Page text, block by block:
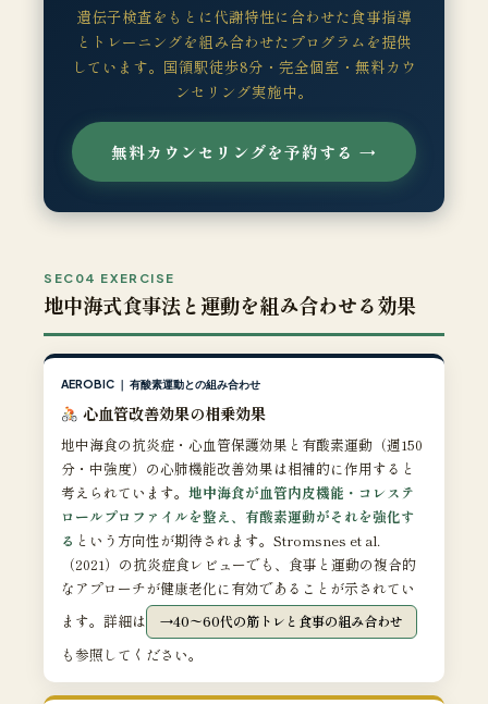
遺伝子検査をもとに代謝特性に合わせた食事指導
とトレーニングを組み合わせたプログラムを提供
しています。国領駅徒歩8分・完全個室・無料カウ
ンセリング実施中。
無料カウンセリングを予約する →
SEC04 EXERCISE
地中海式食事法と運動を組み合わせる効果
AEROBIC ｜ 有酸素運動との組み合わせ
心血管改善効果の相乗効果
地中海食の抗炎症・心血管保護効果と有酸素運動（週150
分・中強度）の心肺機能改善効果は相補的に作用すると
考えられています。 地中海食が血管内皮機能・コレステ
ロールプロファイルを整え、有酸素運動がそれを強化す
る という方向性が期待されます。Stromsnes et al.
（2021）の抗炎症食レビューでも、食事と運動の複合的
なアプローチが健康老化に有効であることが示されてい
ます。詳細は
40〜60代の筋トレと食事の組み合わせ
も参照してください。